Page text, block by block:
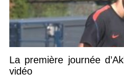
La première journée
vidéo